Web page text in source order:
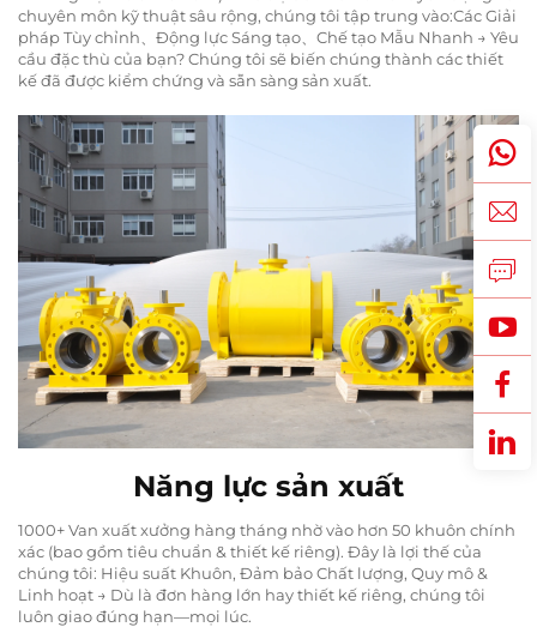
chuyên môn kỹ thuật sâu rộng, chúng tôi tập trung vào:Các Giải
pháp Tùy chỉnh、Động lực Sáng tạo、Chế tạo Mẫu Nhanh → Yêu
cầu đặc thù của bạn? Chúng tôi sẽ biến chúng thành các thiết
kế đã được kiểm chứng và sẵn sàng sản xuất.
Năng lực sản xuất
1000+ Van xuất xưởng hàng tháng nhờ vào hơn 50 khuôn chính
xác (bao gồm tiêu chuẩn & thiết kế riêng). Đây là lợi thế của
chúng tôi: Hiệu suất Khuôn, Đảm bảo Chất lượng, Quy mô &
Linh hoạt → Dù là đơn hàng lớn hay thiết kế riêng, chúng tôi
luôn giao đúng hạn—mọi lúc.